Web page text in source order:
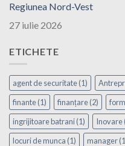
Regiunea Nord-Vest
27 iulie 2026
ETICHETE
agent de securitate(1)
finante(1) finanțare(2)
ingrijitoare batrani(1) Inovare
locuri de munca (1) manager